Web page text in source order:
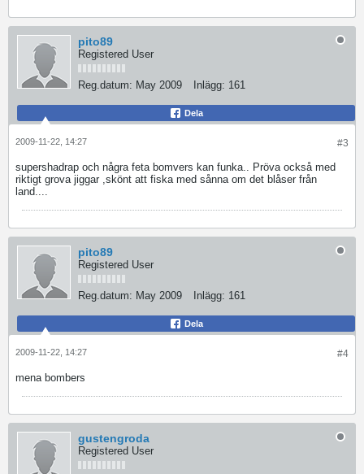
pito89
Registered User
Reg.datum: May 2009 Inlägg: 161
Dela
#3
2009-11-22, 14:27
supershadrap och några feta bomvers kan funka.. Pröva också med
riktigt grova jiggar ,skönt att fiska med sånna om det blåser från
land....
pito89
Registered User
Reg.datum: May 2009 Inlägg: 161
Dela
#4
2009-11-22, 14:27
mena bombers
gustengroda
Registered User